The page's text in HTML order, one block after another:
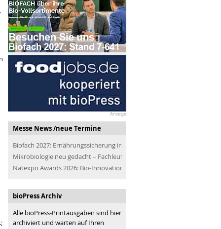
Anzeige
Messe News /neue Termine
Biofach 2027: Ernährungssicherung im Blick
Mikrobiologie neu gedacht – Fachleute der Branche treffen
Natexpo Awards 2026: Bio-Innovationen für alle
bioPress Archiv
Alle bioPress-Printausgaben sind hier
archiviert und warten auf Ihren